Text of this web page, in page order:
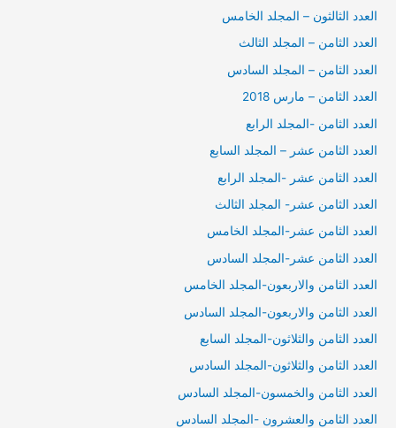
العدد الثالثون – المجلد الخامس
العدد الثامن – المجلد الثالث
العدد الثامن – المجلد السادس
العدد الثامن – مارس 2018
العدد الثامن -المجلد الرابع
العدد الثامن عشر – المجلد السابع
العدد الثامن عشر -المجلد الرابع
العدد الثامن عشر- المجلد الثالث
العدد الثامن عشر-المجلد الخامس
العدد الثامن عشر-المجلد السادس
العدد الثامن والاربعون-المجلد الخامس
العدد الثامن والاربعون-المجلد السادس
العدد الثامن والثلاثون-المجلد السابع
العدد الثامن والثلاثون-المجلد السادس
العدد الثامن والخمسون-المجلد السادس
العدد الثامن والعشرون -المجلد السادس